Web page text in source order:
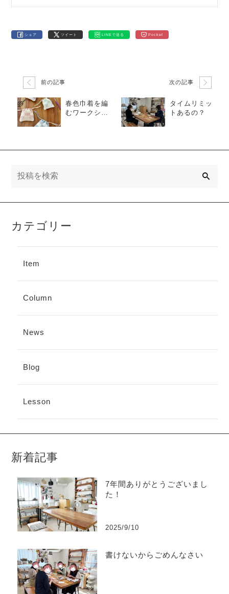
シェア ツイート LINEで送る Pocket
前の記事
春色巾着を編
むワークショ
次の記事
タイムリミッ
トあるの？
カテゴリー
Item
Column
News
Blog
Lesson
新着記事
7年間ありがとうございまし
た！
2025/9/10
書けないからごめんなさい